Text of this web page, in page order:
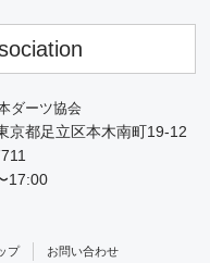
ダーツ協会
都足立区本木南町19-12
17:00
プ お問い合わせ